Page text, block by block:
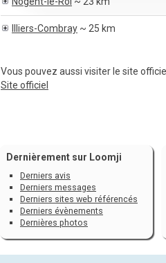
Illiers-Combray ~ 25 km
Vous pouvez aussi visiter le site
Site officiel
Dernièrement sur Loomji
Derniers avis
Derniers messages
Derniers sites web référencés
Derniers évènements
Dernières photos